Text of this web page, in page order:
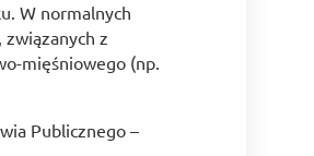
W normalnych
z
mięśniowego (np.
Publicznego –